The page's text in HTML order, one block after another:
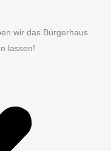
wir das Bürgerhaus
lassen!